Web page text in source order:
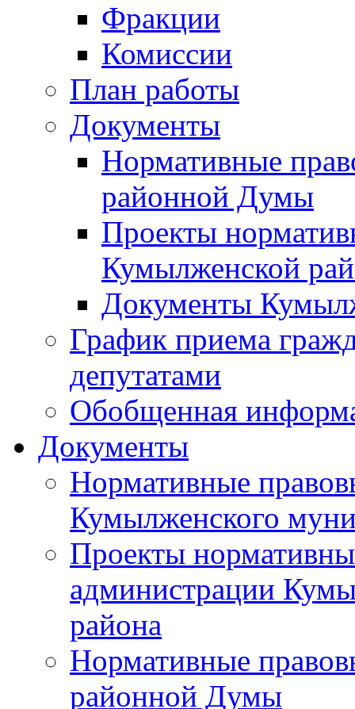
Фракции
Комиссии
План работы
Документы
Нормативные
районной Думы
Проекты
Кумылженской
Документы
График приема
депутатами
Обобщенная
Документы
Нормативные
Кумылженского
Проекты
администрации
района
Нормативные
районной Думы